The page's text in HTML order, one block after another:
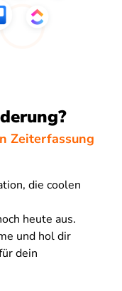
Zeiterfassung
die coolen
heute aus.
und hol dir
dein